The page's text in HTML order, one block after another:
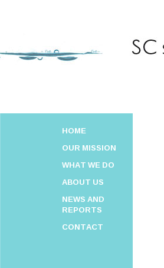
HOME
OUR MISSION
WHAT WE DO
ABOUT US
NEWS AND
REPORTS
CONTACT